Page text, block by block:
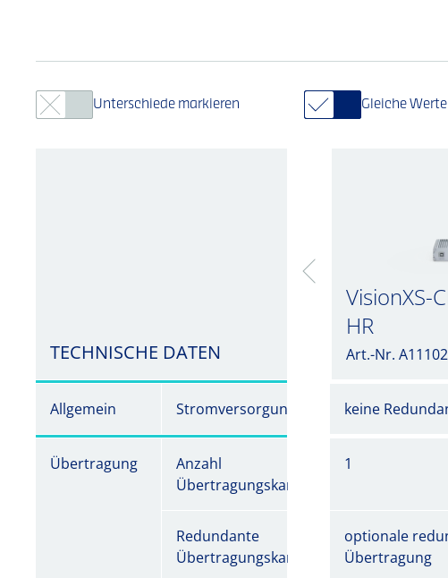
Unterschiede markieren Gleiche
TECHNISCHE DATEN
VisionXS-
HR
Art.-Nr.
Allgemein Stromversorgung keine
Übertragung
Anzahl
Übertragungskanäle
1
Redundante
Übertragungskanäle
optionale
Übertragung